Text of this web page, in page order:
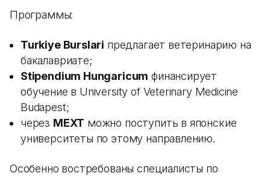
Программы:
Turkiye Burslari предлагает ветеринарию на
бакалавриате;
Stipendium Hungaricum финансирует
обучение в University of Veterinary Medicine
Budapest;
через MEXT можно поступить в японские
университеты по этому направлению.
Особенно востребованы специалисты по